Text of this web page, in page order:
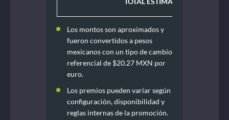
Los montos son aproximados y
fueron convertidos a pesos
mexicanos con un tipo de cambio
referencial de $20.27 MXN por
euro.
Los premios pueden variar según
configuración, disponibilidad y
reglas internas de la promoción.